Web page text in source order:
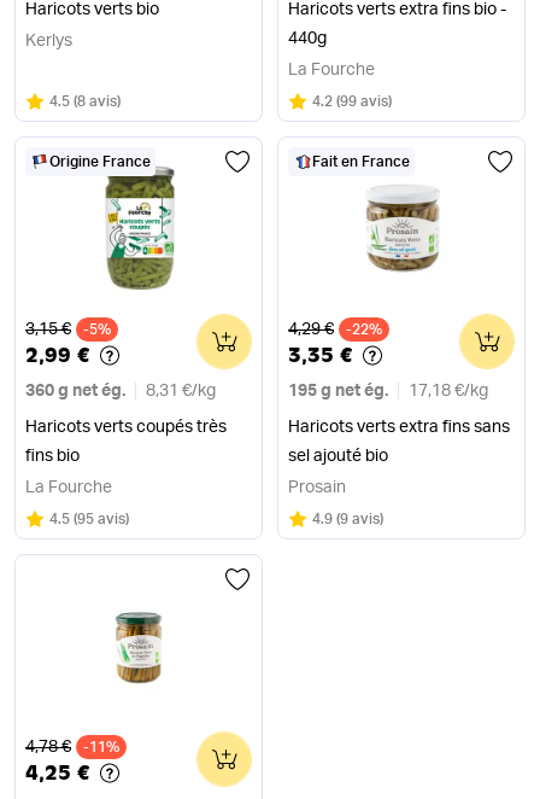
Haricots verts bio
Kerlys
Note
4.5 sur 5
(8 avis)
Haricots verts extra fins bio -
440g
La Fourche
Note
4.2 sur 5
(99 avis)
Origine France
Ancien prix
3,15 € -5%
2,99 €
360 g net ég. 8,31 €/ kg
Haricots verts coupés très
fins bio
0
La Fourche
Note
4.5 sur 5
(95 avis)
Fait en France
Ancien prix
4,29 € -22%
3,35 €
195 g net ég. 17,18 €/ kg
Haricots verts extra fins sans
sel ajouté bio
0
Prosain
Note
4.9 sur 5
(9 avis)
Ancien prix
4,78 € -11%
4,25 €
0